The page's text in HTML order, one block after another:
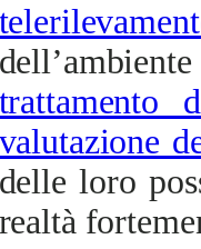
loro